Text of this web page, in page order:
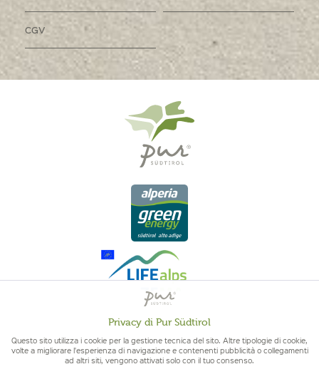
CGV
QUALITÀ DELL'ALTO ADIGE - ORIGINE ALTOATESINA E QUALITÁ
CONTROLLATA
Privacy di Pur Südtirol
Questo sito utilizza i cookie per la gestione tecnica del sito. Altre tipologie di cookie,
volte a migliorare l'esperienza di navigazione e contenenti pubblicità o collegamenti
ad altri siti, vengono attivati solo con il tuo consenso.